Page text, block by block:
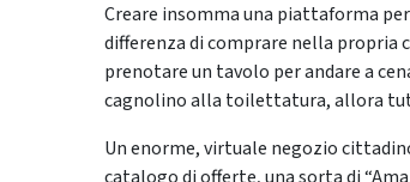
Creare insomma una piattaforma
differenza di comprare nella propria
prenotare un tavolo per andare a
cagnolino alla toilettatura, allora
Un enorme, virtuale negozio